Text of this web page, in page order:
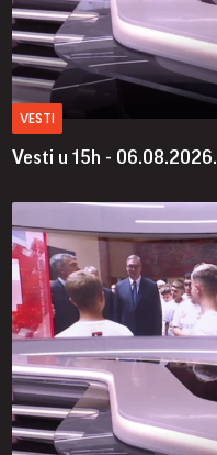
VESTI
Vesti u 15h - 06.08.2026.